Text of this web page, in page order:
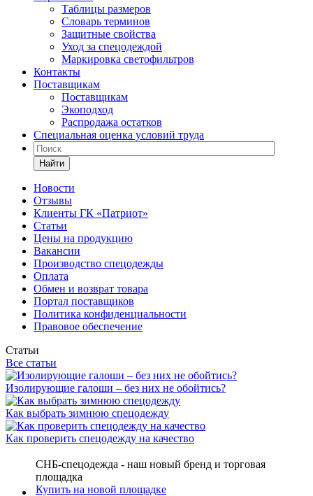
Таблицы размеров
Словарь терминов
Защитные свойства
Уход за спецодеждой
Маркировка светофильтров
Контакты
Поставщикам
Поставщикам
Экоподход
Распродажа остатков
Специальная оценка условий труда
Найти
Новости
Отзывы
Клиенты ГК «Патриот»
Статьи
Цены на продукцию
Вакансии
Производство спецодежды
Оплата
Обмен и возврат товара
Портал поставщиков
Политика конфиденциальности
Правовое обеспечение
Статьи
Все статьи
Изолирующие галоши – без них не обойтись?
Как выбрать зимнюю спецодежду
Как проверить спецодежду на качество
СНБ-спецодежда - наш новый бренд и торговая
площадка
Купить на новой площадке